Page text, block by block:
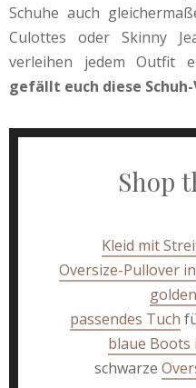
Schuhe auch
Culottes oder Skinny
verleihen jedem Outfit
gefällt euch diese
Shop
Kleid mit
Oversize-Pullover
passendes Tuch
blaue Boots
schwarze